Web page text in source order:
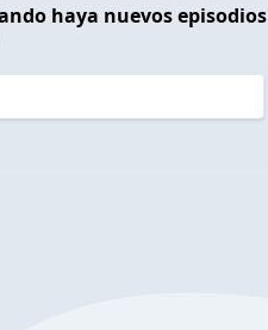
haya nuevos episodios